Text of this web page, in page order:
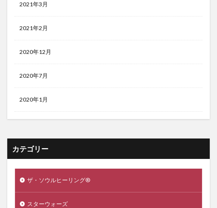
2021年3月
2021年2月
2020年12月
2020年7月
2020年1月
カテゴリー
ザ・ソウルヒーリング®️
スターウォーズ